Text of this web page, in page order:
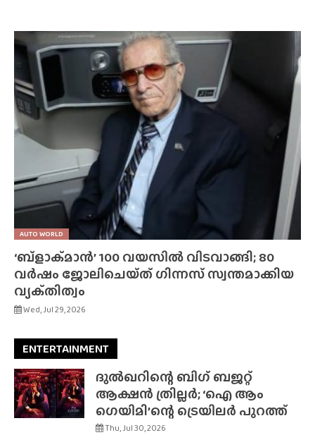
AUTO WORLD
‘ബ്‌ളാക്‌മാൻ’ 100 വയസിൽ വിടവാങ്ങി; 80
വർഷം ജോലിചെയ്‌ത്‌ ഗിന്നസ് സ്വന്തമാക്കിയ
വ്യക്‌തിത്വം
Wed, Jul 29, 2026
ENTERTAINMENT
ദുൽഖറിന്റെ ബിഗ് ബജറ്റ്
ആക്ഷൻ ത്രില്ലർ; ‘ഐ ആം
ഗെയിമി’ന്റെ ട്രെയിലർ പുറത്ത്
Thu, Jul 30, 2026